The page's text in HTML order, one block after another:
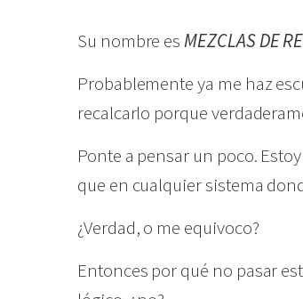
Su nombre esMEZCLAS DE
Probablemente ya me haz
recalcarlo porque
Ponte a pensar un poco.
que en cualquier sistema
¿Verdad, o me equivoco?
Entonces por qué no pasar